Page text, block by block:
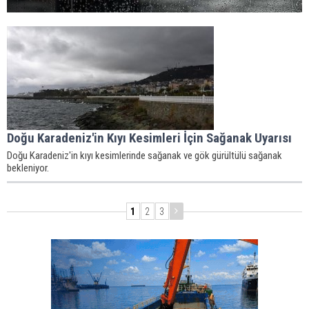
Doğu Karadeniz'in Kıyı Kesimleri İçin Sağanak Uyarısı
Doğu Karadeniz'in kıyı kesimlerinde sağanak ve gök gürültülü sağanak
bekleniyor.
1 2 3